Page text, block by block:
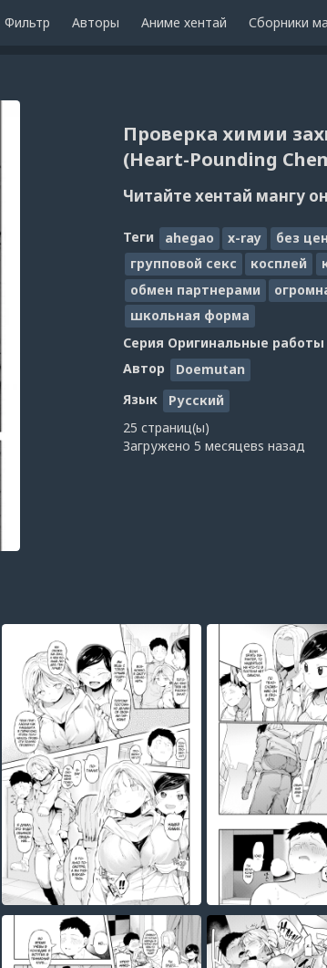
Фильтр Авторы Аниме хентай Сборники
Проверка химии
(Heart-Pounding
Читайте хентай мангу
Теги ahegao x-ray без
групповой секс
косплей
обмен партнерами
школьная форма
Серия Оригинальные работы
Автор
Doemutan
Язык
Русский
25 страниц(ы)
Загружено 5 месяцевs назад